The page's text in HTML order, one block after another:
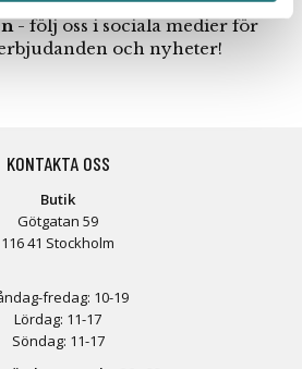
- följ oss i sociala medier för
och nyheter!
KONTAKTA OSS
Butik
Götgatan 59
116 41 Stockholm
fredag: 10-19
Lördag: 11-17
Söndag: 11-17